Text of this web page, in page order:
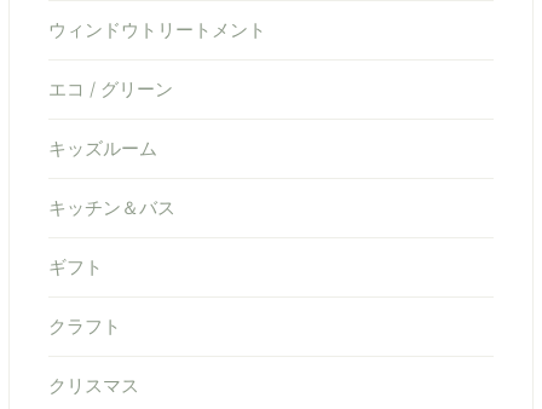
ウィンドウトリートメント
エコ / グリーン
キッズルーム
キッチン＆バス
ギフト
クラフト
クリスマス